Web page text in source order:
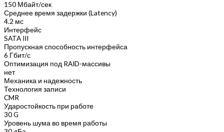
150 Мбайт/сек
Среднее время задержки (Latency)
4.2 мс
Интерфейс
SATA III
Пропускная способность интерфейса
6 Гбит/с
Оптимизация под RAID-массивы
нет
Механика и надежность
Технология записи
CMR
Ударостойкость при работе
30 G
Уровень шума во время работы